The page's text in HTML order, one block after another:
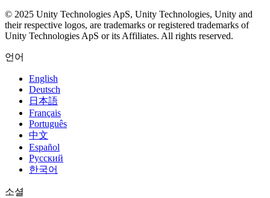
© 2025 Unity Technologies ApS, Unity Technologies, Unity and
their respective logos, are trademarks or registered trademarks of
Unity Technologies ApS or its Affiliates. All rights reserved.
언어
English
Deutsch
日本語
Français
Português
中文
Español
Русский
한국어
소셜